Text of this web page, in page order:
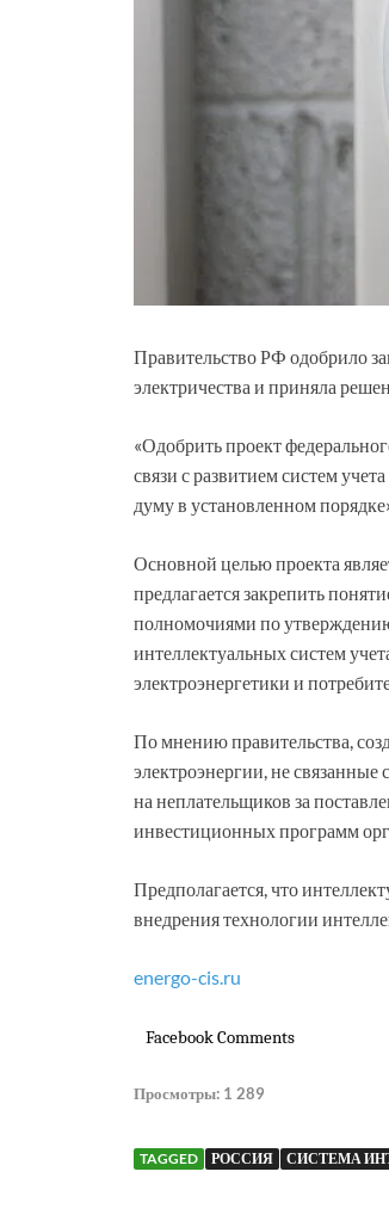
Правительство РФ одобрило
электричества и приняла
«Одобрить проект
связи с развитием систем
думу в установленном
Основной целью проекта
предлагается закрепить
полномочиями по
интеллектуальных систем
электроэнергетики и
По мнению правительства,
электроэнергии, не связанные
на неплательщиков за
инвестиционных программ
Предполагается, что
внедрения технологии
energo-cis.ru
Facebook Comments
Просмотры: 1 289
TAGGED РОССИЯ СИСТЕМА